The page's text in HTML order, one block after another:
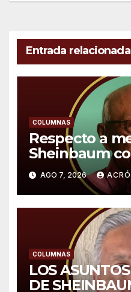
Entrada relacionada
COLUMNAS
Respecto a
Sheinbaum
especial a
expone
AGO 7, 2026
COLUMNAS
LOS
DE